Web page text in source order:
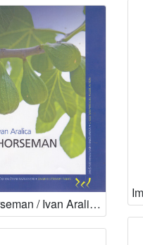
Horseman / Ivan Aralica ; [translated by Tamara Budimir]